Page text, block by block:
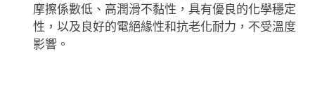
摩擦係數低、高潤滑不黏性，具有優良的化學穩定
性，以及良好的電絕緣性和抗老化耐力，不受溫度
影響。